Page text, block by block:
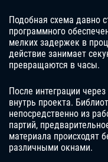
Подобная схема давно
программного
мелких задержек в
действие занимает
превращаются в часы.
После интеграции
внутрь проекта.
непосредственно из
партий,
материала происходят
различными окнами.